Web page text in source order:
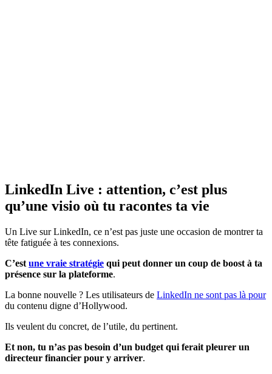
LinkedIn Live : attention, c’est plus
qu’une visio où tu racontes ta vie
Un Live sur LinkedIn, ce n’est pas juste une occasion de montrer ta
tête fatiguée à tes connexions.
C’est une vraie stratégie qui peut donner un coup de boost à ta
présence sur la plateforme.
La bonne nouvelle ? Les utilisateurs de LinkedIn ne sont pas là pour
du contenu digne d’Hollywood.
Ils veulent du concret, de l’utile, du pertinent.
Et non, tu n’as pas besoin d’un budget qui ferait pleurer un
directeur financier pour y arriver.